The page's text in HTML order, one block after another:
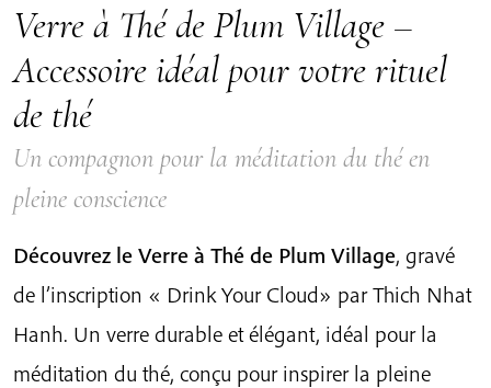
Verre à Thé de Plum Village –
Accessoire idéal pour votre rituel
de thé
Un compagnon pour la méditation du thé en
pleine conscience
Découvrez le Verre à Thé de Plum Village, gravé
de l’inscription « Drink Your Cloud» par Thich Nhat
Hanh. Un verre durable et élégant, idéal pour la
méditation du thé, conçu pour inspirer la pleine